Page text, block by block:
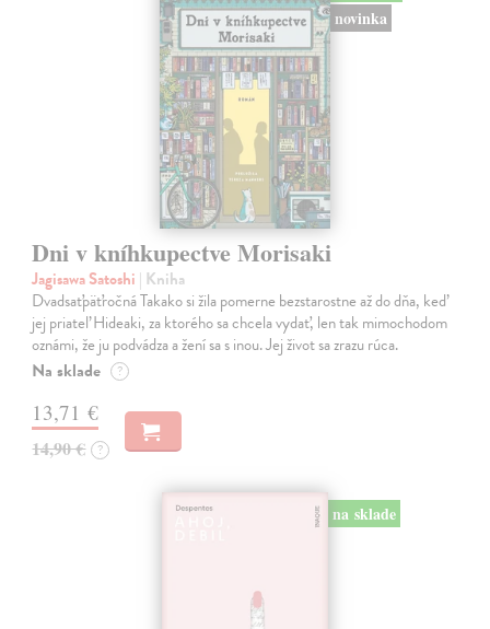
novinka
Dni v kníhkupectve Morisaki
Jagisawa Satoshi | Kniha
Dvadsaťpäťročná Takako si žila pomerne bezstarostne až do dňa, keď
jej priateľ Hideaki, za ktorého sa chcela vydať, len tak mimochodom
oznámi, že ju podvádza a žení sa s inou. Jej život sa zrazu rúca.
Na sklade ?
13,71 €
14,90 € ?
na sklade